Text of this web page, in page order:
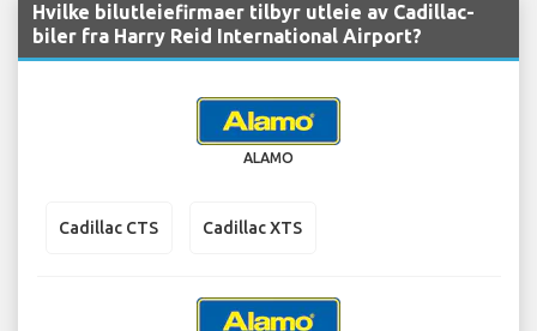
Hvilke bilutleiefirmaer tilbyr utleie av Cadillac-
biler fra Harry Reid International Airport?
ALAMO
Cadillac CTS Cadillac XTS